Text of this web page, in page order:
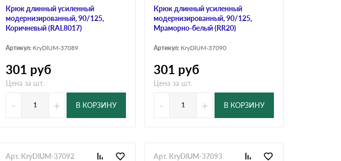
Крюк длинный усиленный
модернизированный, 90/125,
Коричневый (RAL8017)
Артикул: KryDlUM-37089
301 руб
Цена за шт.
- + В КОРЗИНУ
Крюк длинный усиленный
модернизированный, 90/125,
Мраморно-белый (RR20)
Артикул: KryDlUM-37090
301 руб
Цена за шт.
- + В КОРЗИНУ
Арт. KryDlUM-37092 Арт. KryDlUM-37093